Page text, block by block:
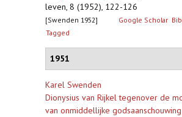
leven, 8 (1952), 122-126
[Swenden 1952] Google Scholar
Tagged
1951
Karel Swenden
Dionysius van Rijkel tegenover de
van onmiddellijke